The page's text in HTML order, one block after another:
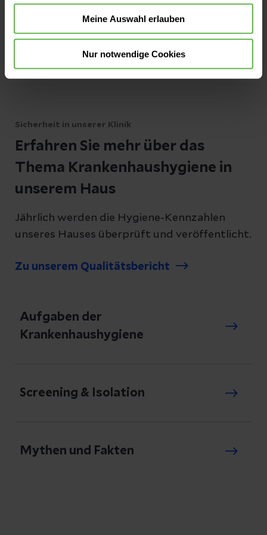
Meine Auswahl erlauben
Nur notwendige Cookies
Außer an den gesetzlichen Feiertagen.
Sicherheit in unserer Klinik
Erfahren Sie mehr über das
Thema Krankenhaushygiene in
unserem Haus
Jährlich werden die Hygiene-Kennzahlen
unseres Hauses überprüft und veröffentlicht.
Zu unserem Qualitätsbericht
Aufgaben der
Krankenhaushygiene
Screening & Isolation
Mythen und Fakten